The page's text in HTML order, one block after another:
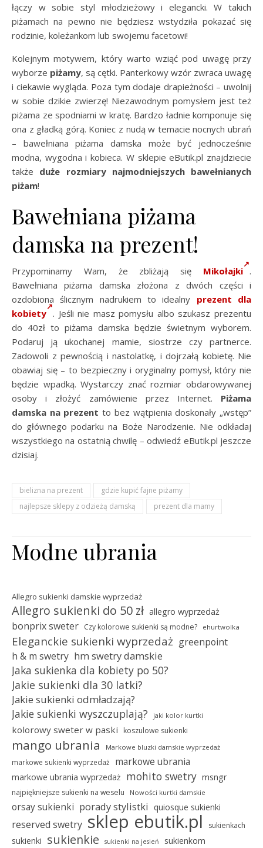
łączy w sobie styl młodzieżowy i elegancki. W takich
piżamach na pewno nie będziesz wstydziła pokazać się
rodzinie, koleżankom lub swojemu facetowi!
Kolejnym motywem, który warto wziąć pod uwagę przy
wyborze piżamy, są cętki. Panterkowy wzór zwraca uwagę
i ciekawie wygląda. Poza tym dodaje drapieżności – uwolnij
w sobie dzikie zwierzę! Niezawodnym pomysłem jest też
piżama ze spodniami w kratę. Bardzo ładnie komponuje się
ona z gładką górą. Koniec z nudą w temacie nocnych ubrań
– bawełniana piżama damska może być jednocześnie
modna, wygodna i kobieca. W sklepie eButik.pl znajdziecie
także duże rozmiary najmodniejszych bawełnianych
piżam!
Bawełniana piżama
damska na prezent!
Przypominamy Wam, że zbliżają się Mikołajki .
Bawełniana piżama damska złożona z dwóch części i
ozdobiona ślicznym nadrukiem to idealny prezent dla
kobiety . Jeśli nie masz pomysłu albo szukasz prezentu
do 40zł to piżama damska będzie świetnym wyborem.
Podaruj ją ukochanej mamie, siostrze czy partnerce.
Zadowoli z pewnością i nastolatkę, i dojrzałą kobietę. Nie
obawiaj się – to bezpieczny i oryginalny pomysł, który nie
będzie wpadką. Wystarczy znać rozmiar obdarowywanej
osoby i złożyć zamówienie przez Internet. Piżama
damska na prezent to bez wątpienia doskonały „wstęp”
do głównego podarku na Boże Narodzenie. Nie odkładaj
wszystkiego na ostatnią chwilę – odwiedź eButik.pl jeszcze
dzisiaj.
bielizna na prezent
gdzie kupić fajne piżamy
najlepsze sklepy z odzieżą damską
prezent dla mamy
Modne ubrania
Allegro sukienki damskie wyprzedaż
Allegro sukienki do 50 zł allegro wyprzedaż
bonprix sweter Czy kolorowe sukienki są modne? ehurtwolka
Eleganckie sukienki wyprzedaż greenpoint
h & m swetry hm swetry damskie
Jaka sukienka dla kobiety po 50?
Jakie sukienki dla 30 latki?
Jakie sukienki odmładzają?
Jakie sukienki wyszczuplają? jaki kolor kurtki
kolorowy sweter w paski koszulowe sukienki
mango ubrania Markowe bluzki damskie wyprzedaż
markowe sukienki wyprzedaż markowe ubrania
markowe ubrania wyprzedaż mohito swetry msngr
najpiękniejsze sukienki na weselu Nowości kurtki damskie
orsay sukienki porady stylistki quiosque sukienki
reserved swetry sklep ebutik.pl sukienkach
sukienki sukienkie sukienki na jesień sukienkom